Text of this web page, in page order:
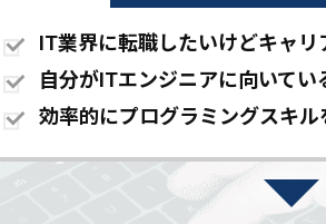
IT業界に転職したいけどキャリ
自分がITエンジニアに向いてい
効率的にプログラミングスキル